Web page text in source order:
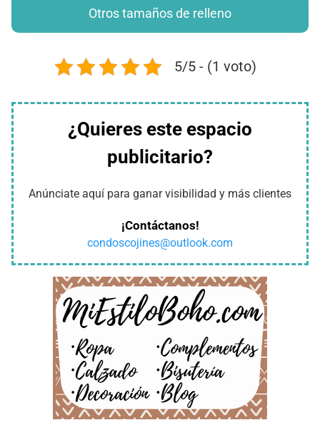
Otros tamaños de relleno
5/5 - (1 voto)
¿Quieres este espacio
publicitario?
Anúnciate aquí para ganar visibilidad y más clientes
¡Contáctanos!
condoscojines@outlook.com